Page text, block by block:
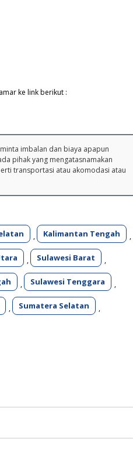
ke link berikut :
imbalan dan biaya apapun
pihak yang mengatasnamakan
transportasi atau akomodasi atau
, Kalimantan Tengah ,
, Sulawesi Barat ,
, Sulawesi Tenggara ,
, Sumatera Selatan ,